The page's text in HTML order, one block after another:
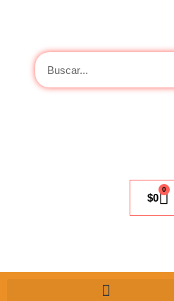
$0
0